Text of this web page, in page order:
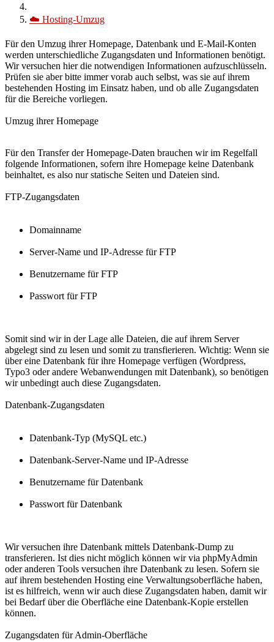
☁️ Hosting-Umzug
Für den Umzug ihrer Homepage, Datenbank und E-Mail-Konten
werden unterschiedliche Zugangsdaten und Informationen benötigt.
Wir versuchen hier die notwendigen Informationen aufzuschlüsseln.
Prüfen sie aber bitte immer vorab auch selbst, was sie auf ihrem
bestehenden Hosting im Einsatz haben, und ob alle Zugangsdaten
für die Bereiche vorliegen.
Umzug ihrer Homepage
Für den Transfer der Homepage-Daten brauchen wir im Regelfall
folgende Informationen, sofern ihre Homepage keine Datenbank
beinhaltet, es also nur statische Seiten und Dateien sind.
FTP-Zugangsdaten
Domainname
Server-Name und IP-Adresse für FTP
Benutzername für FTP
Passwort für FTP
Somit sind wir in der Lage alle Dateien, die auf ihrem Server
abgelegt sind zu lesen und somit zu transfierieren. Wichtig: Wenn sie
über eine Datenbank für ihre Homepage verfügen (Wordpress,
Typo3 oder andere Webanwendungen mit Datenbank), so benötigen
wir unbedingt auch diese Zugangsdaten.
Datenbank-Zugangsdaten
Datenbank-Typ (MySQL etc.)
Datenbank-Server-Name und IP-Adresse
Benutzername für Datenbank
Passwort für Datenbank
Wir versuchen ihre Datenbank mittels Datenbank-Dump zu
transferieren. Ist dies nicht möglich können wir via phpMyAdmin
oder anderen Tools versuchen ihre Datenbank zu lesen. Sofern sie
auf ihrem bestehenden Hosting eine Verwaltungsoberfläche haben,
ist es hilfreich, wenn wir auch diese Zugangsdaten haben, damit wir
bei Bedarf über die Oberfläche eine Datenbank-Kopie erstellen
können.
Zugangsdaten für Admin-Oberfläche